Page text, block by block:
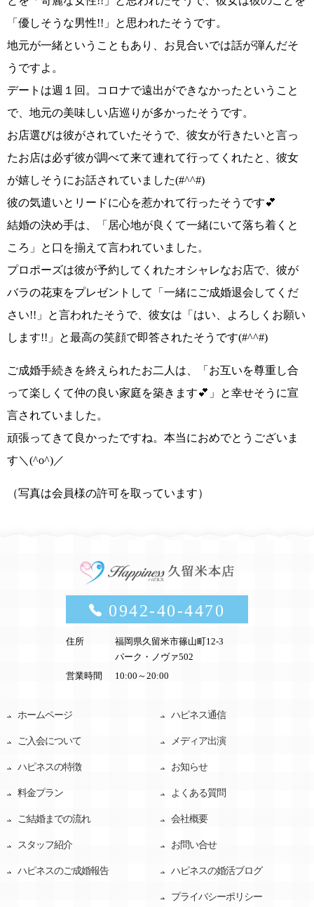
「優しそうな男性!!」
と思われたそうです。
地元が一緒ということもあり、お見合いでは話が弾んだそ
うですよ。
デートは週１回。コロナで遠出ができなかったということ
で、地元の美味しい店巡りが多かったそうです。
お店選びは彼がされていたそうで、彼女が行きたいと言っ
たお店は必ず彼が調べて来て連れて行ってくれたと、彼女
が嬉しそうにお話されていました(#^^#)
彼の気遣いとリードに心を惹かれて行ったそうです💕
結婚の決め手は、
「居心地が良くて一緒にいて落ち着くと
ころ」
と口を揃えて言われていました。
プロポーズは彼が予約してくれたオシャレなお店で、彼が
バラの花束をプレゼントして
「一緒にご成婚退会してくだ
さい!!」
と言われたそうで、彼女は 「はい、よろしくお願い
します!!」
と最高の笑顔で即答されたそうです(#^^#)
ご成婚手続きを終えられたお二人は、
「お互いを尊重し合
って楽しくて仲の良い家庭を築きます💕」
と幸せそうに宣
言されていました。
頑張ってきて良かったですね。本当におめでとうございま
す＼(^o^)／
（写真は会員様の許可を取っています）
0942-40-4470
住所
福岡県久留米市篠山町12-3
パーク・ノヴァ502
営業時間
10:00～20:00
ホームページ
ご入会について
ハピネスの特徴
料金プラン
ご結婚までの流れ
スタッフ紹介
ハピネスのご成婚報告
ハピネス通信
メディア出演
お知らせ
よくある質問
会社概要
お問い合せ
ハピネスの婚活ブログ
プライバシーポリシー